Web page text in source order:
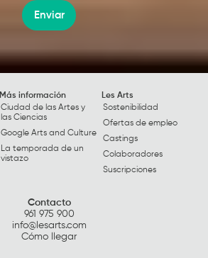
Enviar
Más información
Ciudad de las Artes y
las Ciencias
Google Arts and Culture
La temporada de un
vistazo
Les Arts
Sostenibilidad
Ofertas de empleo
Castings
Colaboradores
Suscripciones
Contacto
961 975 900
info@lesarts.com
Cómo llegar